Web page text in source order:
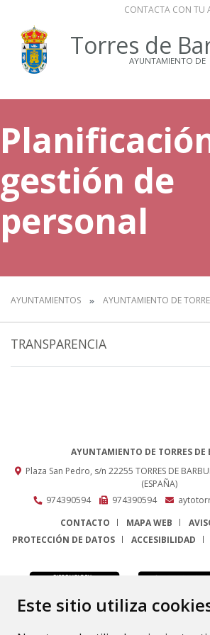
Este sitio utiliza
CONTACTA CON TU
Torres de
AYUNTAMIENTO DE
gestión de
personal
AYUNTAMIENTOS AYUNTAMIENTO DE
TRANSPARENCIA
AYUNTAMIENTO DE TORRES DE
Plaza San Pedro, s/n 22255 TORRES DE
(ESPAÑA)
974390594
974390594
CONTACTO
MAPA WEB
PROTECCIÓN DE DATOS
ACCESIBILIDAD